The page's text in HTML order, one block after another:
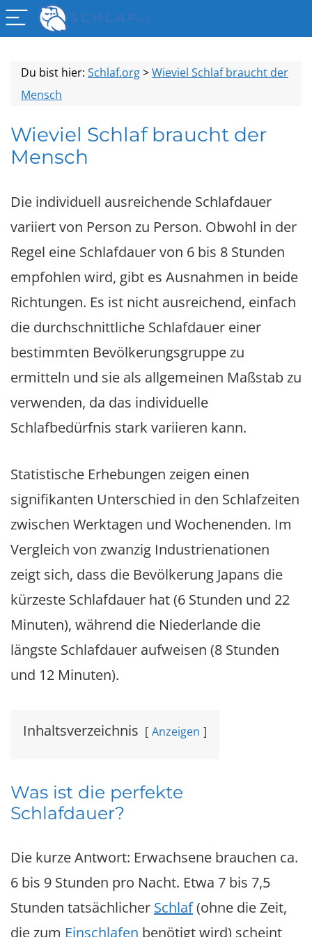
Du bist hier: Schlaf.org>Wieviel Schlaf braucht der
Mensch
Wieviel Schlaf braucht der
Mensch
Die individuell ausreichende Schlafdauer
variiert von Person zu Person. Obwohl in der
Regel eine Schlafdauer von 6 bis 8 Stunden
empfohlen wird, gibt es Ausnahmen in beide
Richtungen. Es ist nicht ausreichend, einfach
die durchschnittliche Schlafdauer einer
bestimmten Bevölkerungsgruppe zu
ermitteln und sie als allgemeinen Maßstab zu
verwenden, da das individuelle
Schlafbedürfnis stark variieren kann.
Statistische Erhebungen zeigen einen
signifikanten Unterschied in den Schlafzeiten
zwischen Werktagen und Wochenenden. Im
Vergleich von zwanzig Industrienationen
zeigt sich, dass die Bevölkerung Japans die
kürzeste Schlafdauer hat (6 Stunden und 22
Minuten), während die Niederlande die
längste Schlafdauer aufweisen (8 Stunden
und 12 Minuten).
Inhaltsverzeichnis Anzeigen
Was ist die perfekte
Schlafdauer?
Die kurze Antwort: Erwachsene brauchen ca.
6 bis 9 Stunden pro Nacht. Etwa 7 bis 7,5
Stunden tatsächlicher Schlaf(ohne die Zeit,
die zum Einschlafen benötigt wird) scheint